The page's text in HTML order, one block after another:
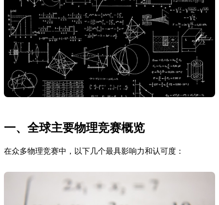
一、全球主要物理竞赛概览
在众多物理竞赛中，以下几个最具影响力和认可度：